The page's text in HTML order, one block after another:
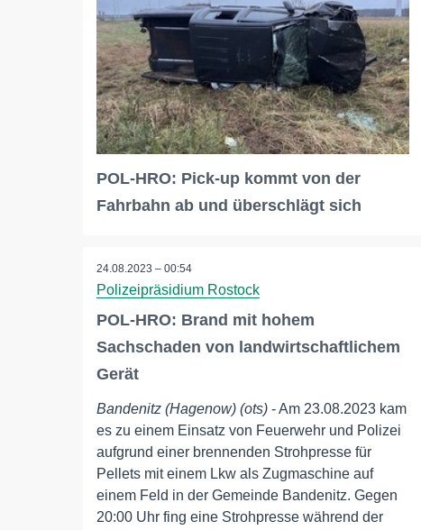
POL-HRO: Pick-up kommt von der
Fahrbahn ab und überschlägt sich
24.08.2023 – 00:54
Polizeipräsidium Rostock
POL-HRO: Brand mit hohem
Sachschaden von landwirtschaftlichem
Gerät
Bandenitz (Hagenow) (ots) - Am 23.08.2023 kam
es zu einem Einsatz von Feuerwehr und Polizei
aufgrund einer brennenden Strohpresse für
Pellets mit einem Lkw als Zugmaschine auf
einem Feld in der Gemeinde Bandenitz. Gegen
20:00 Uhr fing eine Strohpresse während der